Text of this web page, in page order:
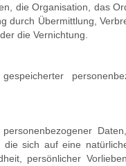
die Organisation, das
durch Übermittlung,
die Vernichtung.
sich auf eine
persönlicher